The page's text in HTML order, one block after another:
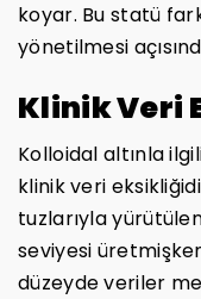
koyar. Bu statü
yönetilmesi
Klinik Veri
Kolloidal altınla
klinik veri
tuzlarıyla
seviyesi
düzeyde veriler